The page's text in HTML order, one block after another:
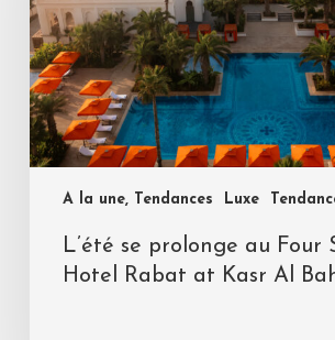
A la une, Tendances Luxe
L’été se prolonge au Four
Hotel Rabat at Kasr Al